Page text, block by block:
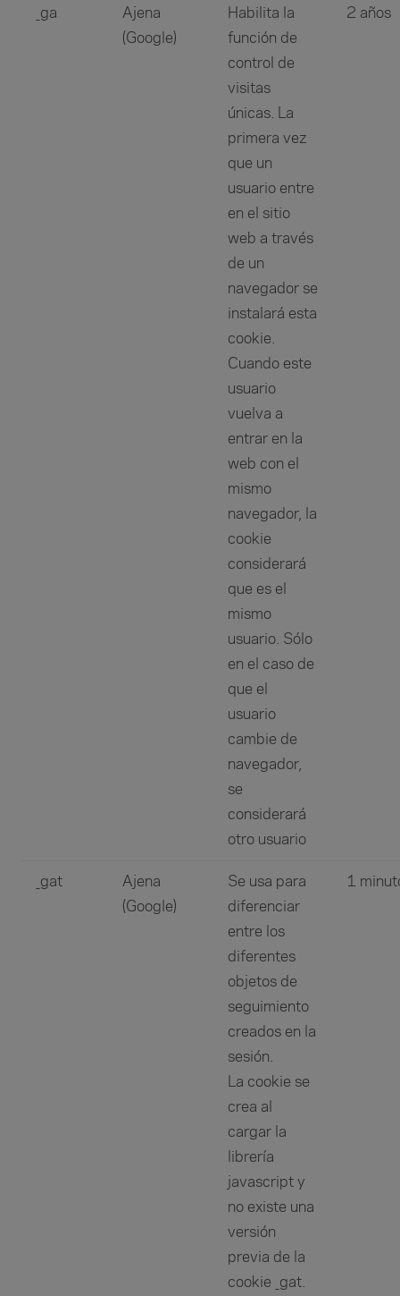
_ga
Ajena
(Google)
Habilita la
función de
control de
visitas
únicas. La
primera vez
que un
usuario entre
en el sitio
web a través
de un
navegador se
instalará esta
cookie.
Cuando este
usuario
vuelva a
entrar en la
web con el
mismo
navegador, la
cookie
considerará
que es el
mismo
usuario. Sólo
en el caso de
que el
usuario
cambie de
navegador,
se
considerará
otro usuario
2 años
_gat
Ajena
(Google)
Se usa para
diferenciar
entre los
diferentes
objetos de
seguimiento
creados en la
sesión.
La cookie se
crea al
cargar la
librería
javascript y
no existe una
versión
previa de la
cookie _gat.
1